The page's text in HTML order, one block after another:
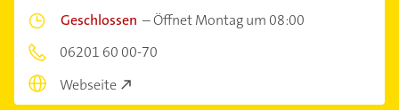
Geschlossen –Öffnet Montag um 08:00
06201 60 00-70
Webseite